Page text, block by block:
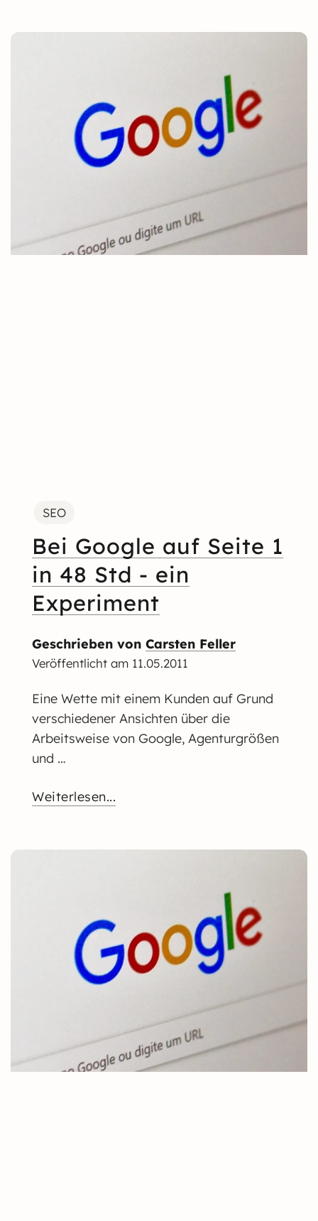
SEO
Bei Google auf Seite 1
in 48 Std - ein
Experiment
Geschrieben von Carsten Feller
Veröffentlicht am 11.05.2011
Eine Wette mit einem Kunden auf Grund
verschiedener Ansichten über die
Arbeitsweise von Google, Agenturgrößen
und …
Weiterlesen...